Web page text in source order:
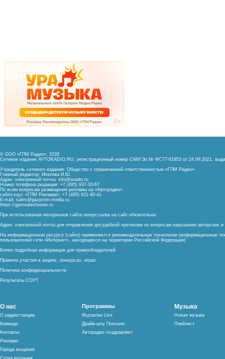
© ООО «ГПМ Радио», 2026
Сетевое издание AVTORADIO.RU, регистрационный номер СМИ Эл № ФС77-81953 от 24.09.2021,
Учредитель сетевого издания: Общество с ограниченной ответственностью «ГПМ Радио»
Главный редактор: Ипатова И.Ю.
Адрес электронной почты: info@aradio.ru
Номер телефона редакции: +7 (495) 937-33-67
По всем вопросам размещения рекламы на «Авторадио»
сейлз-хаус «ГПМ Реклама»: +7 (495) 921-40-41
E-mail: sales@gazprom-media.ru
https://gpmsaleshouse.ru
При использовании материалов сайта гиперссылка на сайт обязательна
Адрес электронной почты для отправления досудебной претензии по вопросам нарушения авторских
На информационном ресурсе (сайте) применяются рекомендательные технологии (информационные
пользователей сети «Интернет», находящихся на территории Российской Федерации)
Более подробная информация для правообладателей
Правила участия в акциях, конкурсах, играх
Политика конфиденциальности
Результаты СОУТ
О нас
О радиостанции
Команда
Контакты
Реклама
Города вещания
Сетка вещания
Программы
Мурзилки Live
Драйв-шоу Поехали
Авторадио поздравляет
Музыка
Новая музыка
Плейлист